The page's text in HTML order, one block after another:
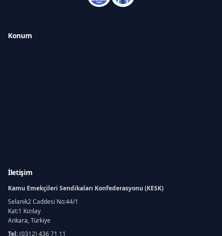
Konum
İletişim
Kamu Emekçileri Sendikaları Konfederasyonu (KESK)
Selanik2 Caddesi No:44/1
Kat:1 Kızılay
Ankara, Türkiye
Tel:(0312) 436 71 11